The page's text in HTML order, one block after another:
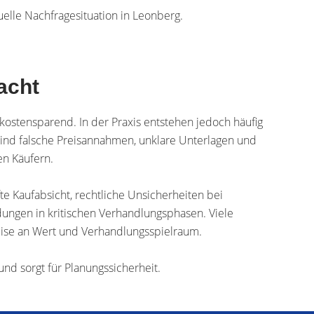
Nachfragesituation in Leonberg.
In der Praxis entstehen jedoch häufig
falsche Preisannahmen, unklare Unterlagen und
Käufern.
Kaufabsicht, rechtliche Unsicherheiten bei
in kritischen Verhandlungsphasen. Viele
an Wert und Verhandlungsspielraum.
sorgt für Planungssicherheit.